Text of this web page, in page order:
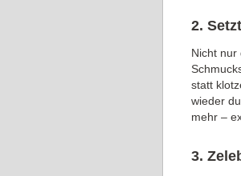
2.
Nicht nur
statt
wieder
mehr –
3.